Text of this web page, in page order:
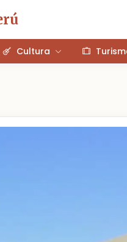
Cultura